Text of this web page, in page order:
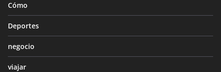
Cómo
Deportes
negocio
viajar